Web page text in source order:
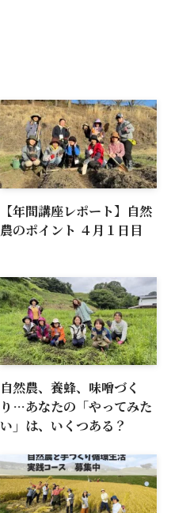
【年間講座レポート】自然
農のポイント ４月１日目
自然農、養蜂、味噌づく
り…あなたの「やってみた
い」は、いくつある？